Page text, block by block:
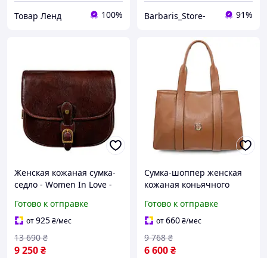
Товар Ленд 100% Barbaris_Store- 91%
Женская кожаная сумка-
седло - Women In Love -
Resistance 5244701
Готово к отправке
от925₴/мес
9 250₴
13 690 ₴
Сумка-шоппер женская
кожаная коньячного
TL142415
Готово к отправке
от660₴/мес
6 600₴
9 768 ₴